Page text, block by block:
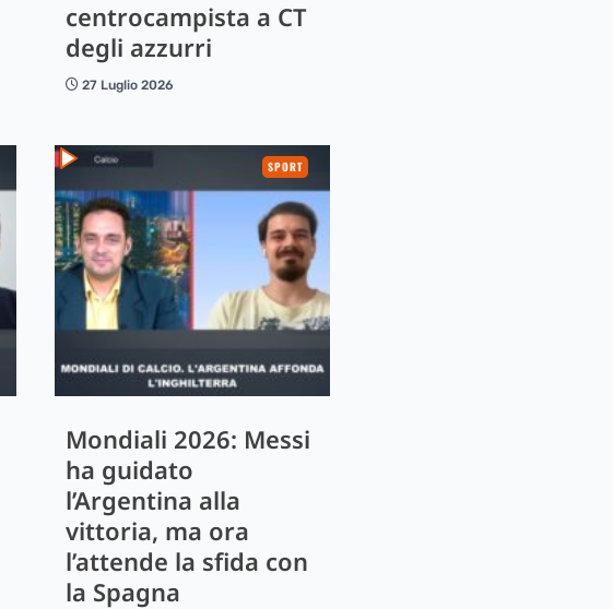
centrocampista a CT
degli azzurri
27 Luglio 2026
SPORT
Mondiali 2026: Messi
ha guidato
l’Argentina alla
vittoria, ma ora
l’attende la sfida con
la Spagna